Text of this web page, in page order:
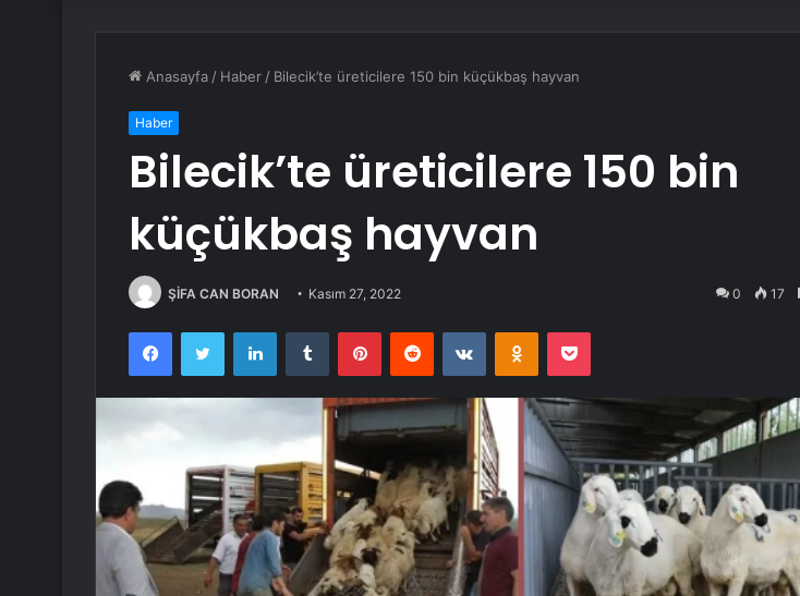
Anasayfa / Haber / Bilecik’te üreticilere 150 bin küçükbaş hayvan
Haber
Bilecik’te üreticilere 150 bin
küçükbaş hayvan
ŞİFA CAN BORAN Kasım 27, 2022 0 17
FacebookTwitter LinkedInTumblr PinterestReddit VKontakteOdnoklassniki
Pocket